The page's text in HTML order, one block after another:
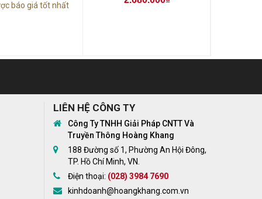
báo giá tốt nhất
LIÊN HỆ CÔNG TY
Công Ty TNHH Giải Pháp CNTT Và
Truyền Thông Hoàng Khang
188 Đường số 1, Phường An Hội Đông,
TP. Hồ Chí Minh, VN.
Điện thoại: (028) 3984 7690
kinhdoanh@hoangkhang.com.vn